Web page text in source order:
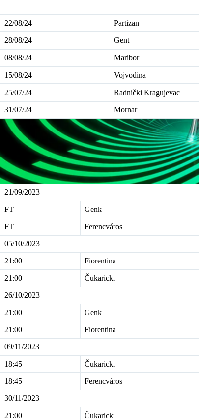
22/08/24 Partizan
28/08/24 Gent
08/08/24 Maribor
15/08/24 Vojvodina
25/07/24 Radnički Kragujevac
31/07/24 Mornar
21/09/2023
FT Genk
FT Ferencváros
05/10/2023
21:00 Fiorentina
21:00 Čukaricki
26/10/2023
21:00 Genk
21:00 Fiorentina
09/11/2023
18:45 Čukaricki
18:45 Ferencváros
30/11/2023
21:00 Čukaricki